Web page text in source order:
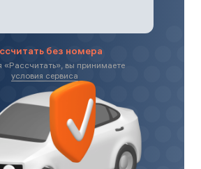
без номера
«Рассчитать», вы принимаете
условия сервиса